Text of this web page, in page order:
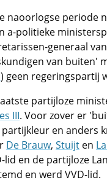
naoorlogse periode
a-politieke
generaal
van buiten'
) geen regeringspartij
partijloze
III. Voor zover er
partijkleur en anders
De Brauw, Stuijt en
lid en de partijloze
en werd VVD-lid.